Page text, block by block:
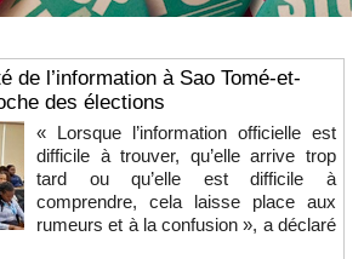
de l’information à Sao Tomé-et-
des élections
« Lorsque l’information officielle est
difficile à trouver, qu’elle arrive trop
tard ou qu’elle est difficile à
comprendre, cela laisse place aux
rumeurs et à la confusion », a déclaré